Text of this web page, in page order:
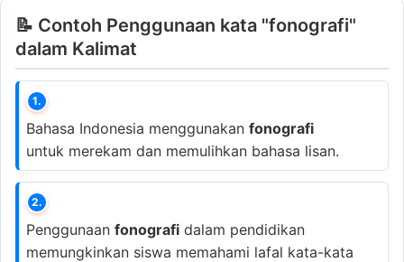
📝 Contoh Penggunaan kata "fonografi"
dalam Kalimat
1.
Bahasa Indonesia menggunakan fonografi
untuk merekam dan memulihkan bahasa lisan.
2.
Penggunaan fonografi dalam pendidikan
memungkinkan siswa memahami lafal kata-kata